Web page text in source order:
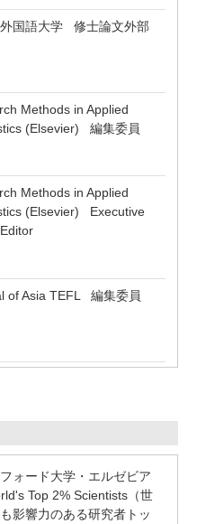
国語大学 修士論文外部
Methods in Applied
(Elsevier) 編集委員
Methods in Applied
(Elsevier) Executive
of Asia TEFL 編集委員
ォード大学・エルゼビア
Top 2% Scientists（世
影響力のある研究者トッ